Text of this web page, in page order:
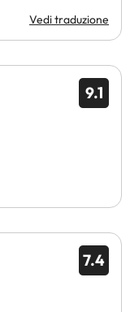
Vedi traduzione
9.1
7.4